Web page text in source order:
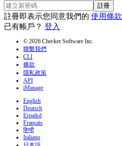
註冊
註冊即表示您同意我們的 使用條款
已有帳戶？ 登入
© 2026 Checker Software Inc.
聯繫我們
CLI
條款
隱私政策
API
iManage
English
Deutsch
Español
Français
हिन्दी
Italiano